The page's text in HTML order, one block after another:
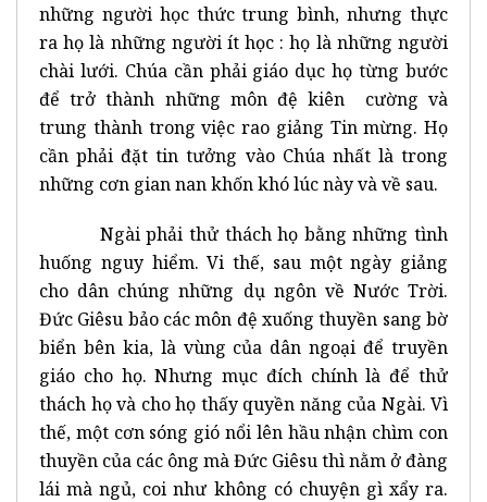
những người học thức trung bình, nhưng thực
ra họ là những người ít học : họ là những người
chài lưới. Chúa cần phải giáo dục họ từng bước
để trở thành những môn đệ kiên cường và
trung thành trong việc rao giảng Tin mừng. Họ
cần phải đặt tin tưởng vào Chúa nhất là trong
những cơn gian nan khốn khó lúc này và về sau.
Ngài phải thử thách họ bằng những tình
huống nguy hiểm. Vi thế, sau một ngày giảng
cho dân chúng những dụ ngôn về Nước Trời.
Đức Giêsu bảo các môn đệ xuống thuyền sang bờ
biển bên kia, là vùng của dân ngoại để truyền
giáo cho họ. Nhưng mục đích chính là để thử
thách họ và cho họ thấy quyền năng của Ngài. Vì
thế, một cơn sóng gió nổi lên hầu nhận chìm con
thuyền của các ông mà Đức Giêsu thì nằm ở đàng
lái mà ngủ, coi như không có chuyện gì xẩy ra.